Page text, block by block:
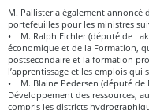
M. Pallister a également
portefeuilles pour les ministres
• M. Ralph Eichler (député de
économique et de la Formation,
postsecondaire et la formation
l’apprentissage et les emplois qui
• M. Blaine Pedersen (député de
Développement des ressources,
compris les districts